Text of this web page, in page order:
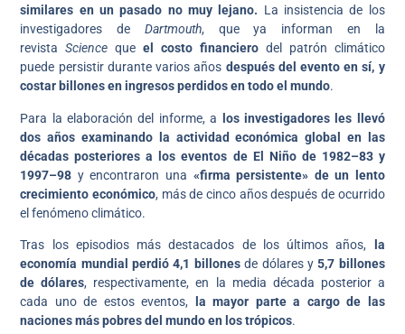
similares en un pasado no muy lejano. La insistencia de los
investigadores de Dartmouth, que ya informan en la
revistaScience queel costo financierodel patrón climático
puede persistir durante varios años después del evento en sí, y
costar billones en ingresos perdidos en todo el mundo.
Para la elaboración del informe, a los investigadores les llevó
dos años examinando la actividad económica global en las
décadas posteriores a los eventos de El Niño de 1982–83 y
1997–98 y encontraron una «firma persistente» de un lento
crecimiento económico, más de cinco años después de ocurrido
el fenómeno climático.
Tras los episodios más destacados de los últimos años, la
economía mundial perdió 4,1 billonesde dólares y5,7 billones
de dólares, respectivamente, en la media década posterior a
cada uno de estos eventos,
la mayor parte a cargo de las
naciones más pobres del mundo en los trópicos.